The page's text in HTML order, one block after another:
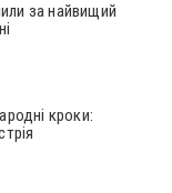
за найвищий
кроки: